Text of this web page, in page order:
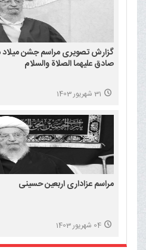
گزارش تصویری مراسم جشن میلاد
صادق علیهما الصلاة والسلام
31 شهریور 1403
مراسم عزاداری اربعین حسینی
04 شهریور 1403